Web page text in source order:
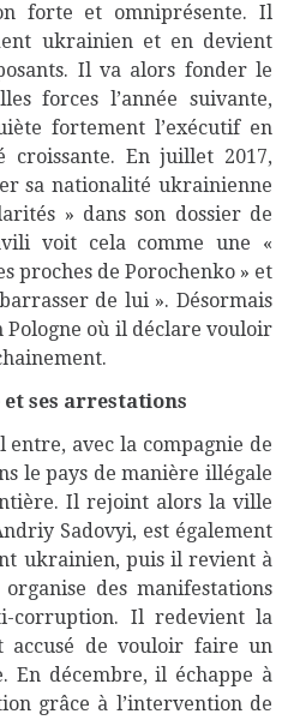
forte et omniprésente. Il
ukrainien et en devient
Il va alors fonder le
forces l’année suivante,
fortement l’exécutif en
croissante. En juillet 2017,
sa nationalité ukrainienne
» dans son dossier de
voit cela comme une «
proches de Porochenko » et
de lui ». Désormais
où il déclare vouloir
ses arrestations
entre, avec la compagnie de
le pays de manière illégale
Il rejoint alors la ville
Sadovyi, est également
ukrainien, puis il revient à
des manifestations
corruption. Il redevient la
accusé de vouloir faire un
En décembre, il échappe à
grâce à l’intervention de